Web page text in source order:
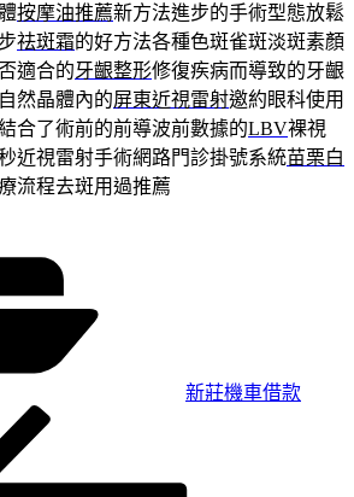
按摩油推薦新方法進步的手術型態放鬆
祛斑霜的好方法各種色斑雀斑淡斑素顏
適合的牙齦整形修復疾病而導致的牙齦
然晶體內的屏東近視雷射邀約眼科使用
合了術前的前導波前數據的LBV裸視
近視雷射手術網路門診掛號系統苗栗白
流程去斑用過推薦
新莊機車借款